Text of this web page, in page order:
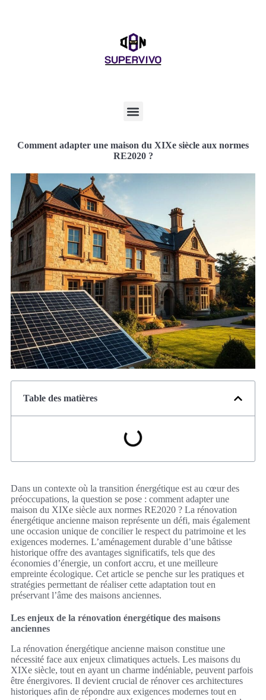
Comment adapter une maison du XIXe siècle aux normes
RE2020 ?
Table des matières
Dans un contexte où la transition énergétique est au cœur des
préoccupations, la question se pose : comment adapter une
maison du XIXe siècle aux normes RE2020 ? La rénovation
énergétique ancienne maison représente un défi, mais également
une occasion unique de concilier le respect du patrimoine et les
exigences modernes. L’aménagement durable d’une bâtisse
historique offre des avantages significatifs, tels que des
économies d’énergie, un confort accru, et une meilleure
empreinte écologique. Cet article se penche sur les pratiques et
stratégies permettant de réaliser cette adaptation tout en
préservant l’âme des maisons anciennes.
Les enjeux de la rénovation énergétique des maisons
anciennes
La rénovation énergétique ancienne maison constitue une
nécessité face aux enjeux climatiques actuels. Les maisons du
XIXe siècle, tout en ayant un charme indéniable, peuvent parfois
être énergivores. Il devient crucial de rénover ces architectures
historiques afin de répondre aux exigences modernes tout en